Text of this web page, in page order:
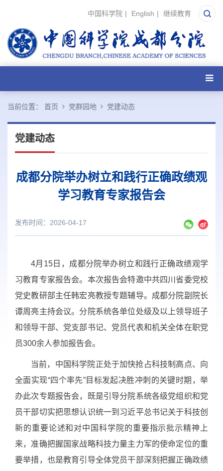
中国科学院 | English | 继续教育
当前位置： 首页 党群园地 党建动态
党建动态
成都分院举办树立和践行正确政绩观
学习教育专家报告会
发布时间：2026-04-17
4月15日，成都分院举办树立和践行正确政绩观学
习教育专家报告会。本次报告会特邀中共四川省委党校
党史教研部主任韩宏亮教授专题辅导。成都分院副院长
谭周亮主持会议。分院系统各单位处级及以上领导班子
和领导干部、党支部书记、党员代表和机关全体在职党
员300余人参加报告会。
当前，中国科学院正处于加快抢占科技制高点、向
全面实现“四个率先”目标发起决胜冲刺的关键时期，举
办此次专题报告会，既是引导分院系统各级党组织和党
员干部切实把思想认识统一到习近平总书记关于科技创
新的重要论述和对中国科学院的重要指示批示精神上
来，准确把握国家战略科技力量主力军的使命定位的重
要举措，也是教育引导全体党员干部深刻把握正确政绩